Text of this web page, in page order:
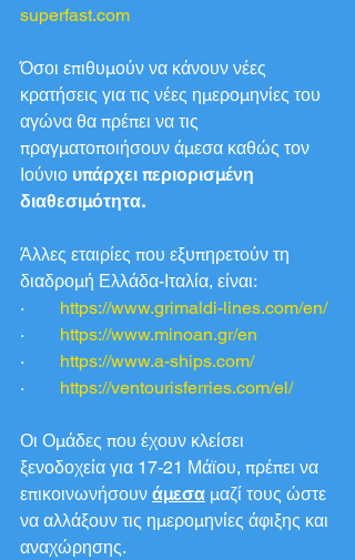
superfast.com
Όσοι επιθυμούν να κάνουν νέες
κρατήσεις για τις νέες ημερομηνίες του
αγώνα θα πρέπει να τις
πραγματοποιήσουν άμεσα καθώς τον
Ιούνιο υπάρχει περιορισμένη
διαθεσιμότητα.
Άλλες εταιρίες που εξυπηρετούν τη
διαδρομή Ελλάδα-Ιταλία, είναι:
· https://www.grimaldi-lines.com/en/
· https://www.minoan.gr/en
· https://www.a-ships.com/
· https://ventourisferries.com/el/
Οι Ομάδες που έχουν κλείσει
ξενοδοχεία για 17-21 Μάϊου, πρέπει να
επικοινωνήσουν άμεσα μαζί τους ώστε
να αλλάξουν τις ημερομηνίες άφιξης και
αναχώρησης.